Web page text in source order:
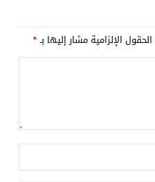
الحقول الإلزامية مشار إليها بـ*